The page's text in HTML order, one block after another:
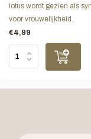
lotus wordt gezien als
voor vrouwelijkheid.
€4,99